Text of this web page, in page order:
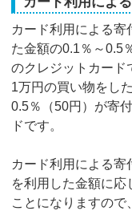
カード利用による寄
た金額の0.1％～0.5
のクレジットカード
1万円の買い物をし
0.5％（50円）が寄
ドです。
カード利用による寄
を利用した金額に応
ことになりますの